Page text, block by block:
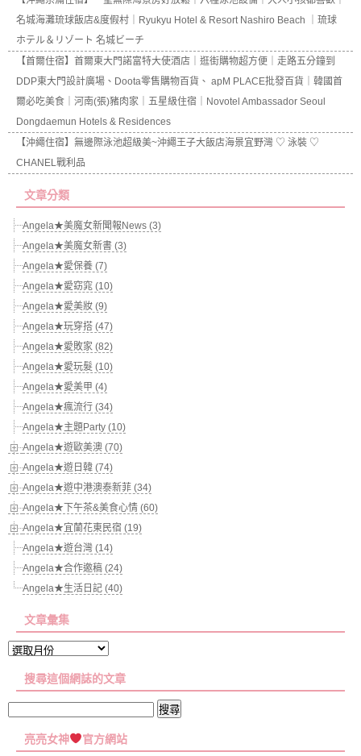
名城海灘琉球飯店&度假村｜Ryukyu Hotel & Resort Nashiro Beach ｜琉球
ホテル＆リゾート 名城ビーチ
【首爾住宿】首爾東大門諾富特大使酒店｜逛街購物超方便｜走路五分鐘到
DDP東大門設計廣場、Doota零售購物百貨、 apM PLACE批發百貨｜韓國首
爾必吃美食｜河南(張)豬肉家｜五星級住宿｜Novotel Ambassador Seoul
Dongdaemun Hotels & Residences
【沖繩住宿】無邊際泳池超級美~沖繩王子大飯店海景宜野灣 ♡ 泳裝 ♡
CHANEL戰利品
文章分類
Angela★美魔女新聞報News (3)
Angela★美魔女新書 (3)
Angela★愛保養 (7)
Angela★愛窈窕 (10)
Angela★愛美妝 (9)
Angela★玩穿搭 (47)
Angela★愛敗家 (82)
Angela★愛玩髮 (10)
Angela★愛美甲 (4)
Angela★瘋流行 (34)
Angela★主題Party (10)
Angela★遊歐美澳 (70)
Angela★遊日韓 (74)
Angela★遊中港澳泰新菲 (34)
Angela★下午茶&美食心情 (60)
Angela★宜蘭花東民宿 (19)
Angela★遊台灣 (14)
Angela★合作邀稿 (24)
Angela★生活日記 (40)
文章彙集
文
彙
搜尋這個網誌的文章
關
亮亮女神 官方網站